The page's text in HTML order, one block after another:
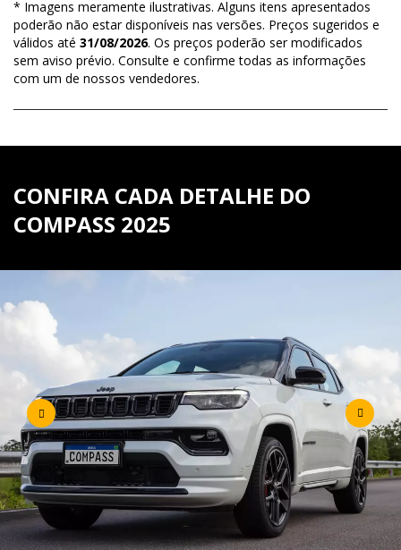
* Imagens meramente ilustrativas. Alguns itens apresentados
poderão não estar disponíveis nas versões. Preços sugeridos e
válidos até 31/08/2026. Os preços poderão ser modificados
sem aviso prévio. Consulte e confirme todas as informações
com um de nossos vendedores.
CONFIRA CADA DETALHE DO
COMPASS 2025